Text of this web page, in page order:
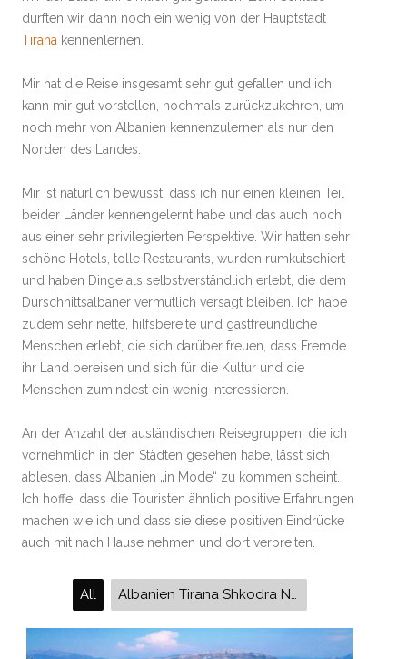
durften wir dann noch ein wenig von der Hauptstadt
Tirana kennenlernen.
Mir hat die Reise insgesamt sehr gut gefallen und ich
kann mir gut vorstellen, nochmals zurückzukehren, um
noch mehr von Albanien kennenzulernen als nur den
Norden des Landes.
Mir ist natürlich bewusst, dass ich nur einen kleinen Teil
beider Länder kennengelernt habe und das auch noch
aus einer sehr privilegierten Perspektive. Wir hatten sehr
schöne Hotels, tolle Restaurants, wurden rumkutschiert
und haben Dinge als selbstverständlich erlebt, die dem
Durschnittsalbaner vermutlich versagt bleiben. Ich habe
zudem sehr nette, hilfsbereite und gastfreundliche
Menschen erlebt, die sich darüber freuen, dass Fremde
ihr Land bereisen und sich für die Kultur und die
Menschen zumindest ein wenig interessieren.
An der Anzahl der ausländischen Reisegruppen, die ich
vornehmlich in den Städten gesehen habe, lässt sich
ablesen, dass Albanien „in Mode“ zu kommen scheint.
Ich hoffe, dass die Touristen ähnlich positive Erfahrungen
machen wie ich und dass sie diese positiven Eindrücke
auch mit nach Hause nehmen und dort verbreiten.
All Albanien Tirana Shkodra Nordalbanien Rozafa-Festung Drin-Schlucht Fierze Koman Valbona-Tal Rosi Thethi Albanische Alpen Schlucht Grunasi Kaprea-Tal Blaues Auge Shkopet Kruja